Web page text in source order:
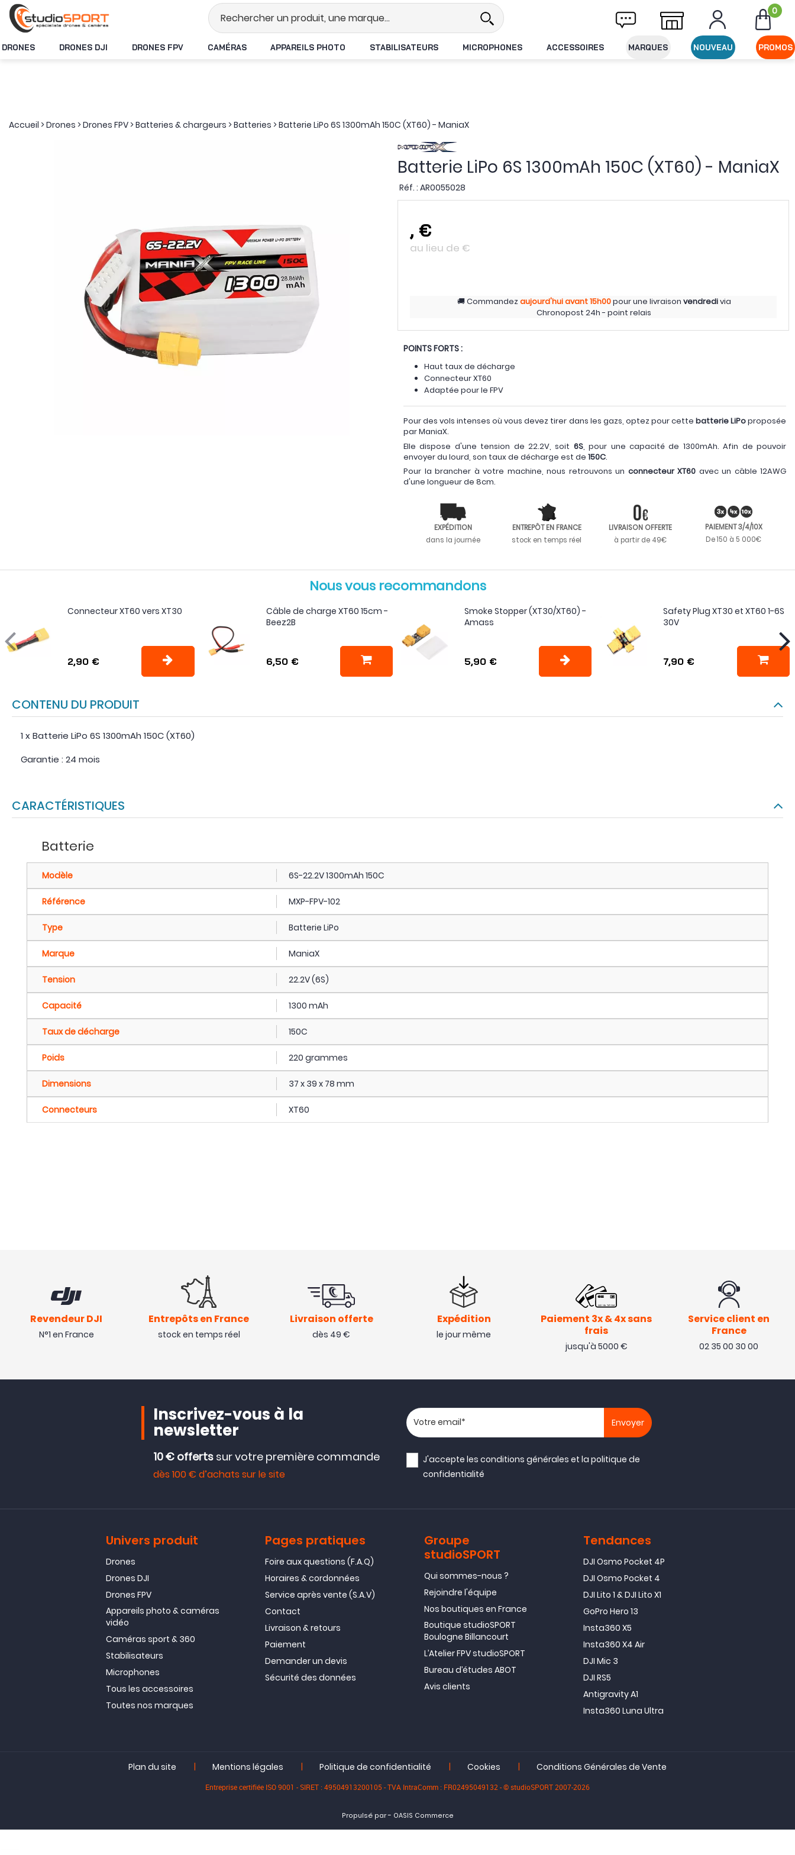
Stock en temps réel Livraison offerte dès 49€ d'achat 0
DRONES DRONES DJI DRONES FPV CAMÉRAS APPAREILS PHOTO STABILISATEURS MICROPHONES ACCESSOIRES MARQUES NOUVEAU PROMOS
Accueil >Drones >Drones FPV>Batteries & chargeurs >Batteries >Batterie LiPo 6S 1300mAh 150C (XT60) - ManiaX
Batterie LiPo 6S 1300mAh 150C (XT60) - ManiaX
Réf. : AR0055028
, €
au lieu de €
Commandezaujourd'huiavant 15h00pour une livraison vendredivia
Chronopost 24h - point relais
POINTS FORTS :
Haut taux de décharge
Connecteur XT60
Adaptée pour le FPV
Pour des vols intenses où vous devez tirer dans les gazs, optez pour cette batterie LiPoproposée
par ManiaX.
Elle dispose d'une tension de 22.2V, soit 6S, pour une capacité de 1300mAh. Afin de pouvoir
envoyer du lourd, son taux de décharge est de 150C.
Pour la brancher à votre machine, nous retrouvons un connecteur XT60 avec un câble 12AWG
d'une longueur de 8cm.
EXPÉDITION
dans la journée
ENTREPÔT EN FRANCE
stock en temps réel
LIVRAISON OFFERTE
à partir de 49€
PAIEMENT 3/4/10X
De 150 à 5 000€
Nous vous recommandons
Connecteur XT60 vers XT30
2,90 €
Câble de charge XT60 15cm -
Beez2B
6,50 €
Smoke Stopper (XT30/XT60) -
Amass
5,90 €
Safety Plug XT30 et XT60 1-6S
30V
7,90 €
CONTENU DU PRODUIT
1 x Batterie LiPo 6S 1300mAh 150C (XT60)
Garantie : 24 mois
CARACTÉRISTIQUES
Batterie
Modèle 6S-22.2V 1300mAh 150C
Référence MXP-FPV-102
Type Batterie LiPo
Marque ManiaX
Tension 22.2V (6S)
Capacité 1300 mAh
Taux de décharge 150C
Poids 220 grammes
Dimensions 37 x 39 x 78 mm
Connecteurs XT60
Revendeur DJI
N°1 en France
Entrepôts en France
stock en temps réel
Livraison offerte
dès 49 €
Expédition
le jour même
Paiement 3x & 4x sans
frais
jusqu'à 5000 €
Service client en
France
02 35 00 30 00
Inscrivez-vous à la
newsletter
10 € offerts sur votre première commande
dès 100 € d’achats sur le site
Votre adresse email
J'accepte lesconditions générales et lapolitique de
confidentialité
Univers produit
Drones
Drones DJI
Drones FPV
Appareils photo & caméras
vidéo
Caméras sport & 360
Stabilisateurs
Microphones
Tous les accessoires
Toutes nos marques
Pages pratiques
Foire aux questions (F.A.Q)
Horaires & cordonnées
Service après vente (S.A.V)
Contact
Livraison & retours
Paiement
Demander un devis
Sécurité des données
Groupe
studioSPORT
Qui sommes-nous ?
Rejoindre l'équipe
Nos boutiques en France
Boutique studioSPORT
Boulogne Billancourt
L’Atelier FPV studioSPORT
Bureau d’études ABOT
Avis clients
Tendances
DJI Osmo Pocket 4P
DJI Osmo Pocket 4
DJI Lito 1 & DJI Lito X1
GoPro Hero 13
Insta360 X5
Insta360 X4 Air
DJI Mic 3
DJI RS5
Antigravity A1
Insta360 Luna Ultra
Plan du site | Mentions légales | Politique de confidentialité | Cookies | Conditions Générales de Vente
Entreprise certifiée ISO 9001 - SIRET : 49504913200105 - TVA IntraComm : FR02495049132 - © studioSPORT 2007-2026
Propulsé par- OASIS Commerce